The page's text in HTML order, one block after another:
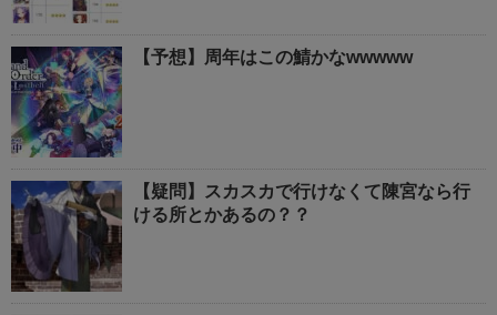
【予想】周年はこの鯖かなwwwww
【疑問】スカスカで行けなくて陳宮なら行
ける所とかあるの？？